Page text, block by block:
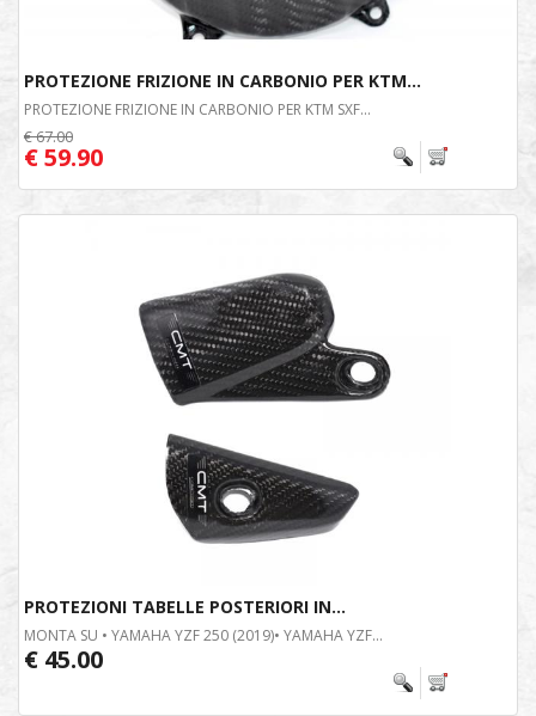
PROTEZIONE FRIZIONE IN CARBONIO PER KTM...
PROTEZIONE FRIZIONE IN CARBONIO PER KTM SXF...
€ 67.00
€ 59.90
PROTEZIONI TABELLE POSTERIORI IN...
MONTA SU • YAMAHA YZF 250 (2019)• YAMAHA YZF...
€ 45.00